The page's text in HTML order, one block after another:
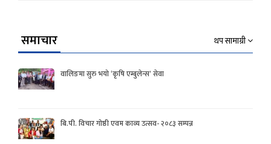
समाचार थप सामाग्री
वालिङमा सुरु भयो ‘कृषि एम्बुलेन्स’ सेवा
बि.पी. विचार गोष्ठी एवम काव्य उत्सव- २०८३ सम्पन्न